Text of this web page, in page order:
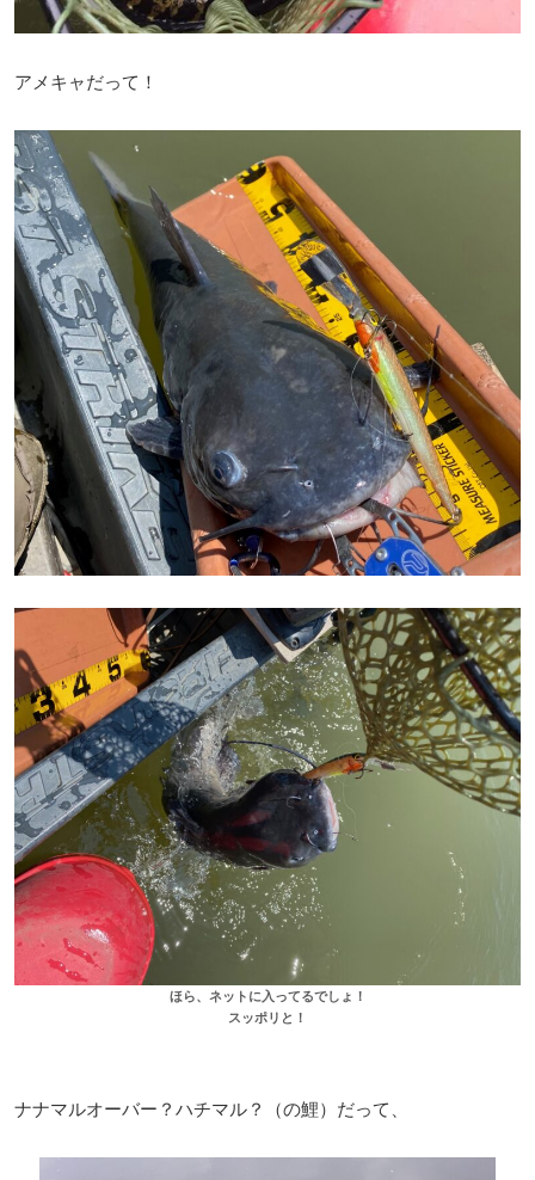
アメキャだって！
ほら、ネットに入ってるでしょ！
スッポリと！
ナナマルオーバー？ハチマル？（の鯉）だって、